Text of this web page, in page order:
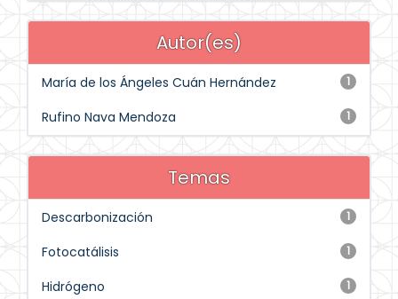
Autor(es)
1
María de los Ángeles Cuán Hernández
1
Rufino Nava Mendoza
Temas
1
Descarbonización
1
Fotocatálisis
1
Hidrógeno